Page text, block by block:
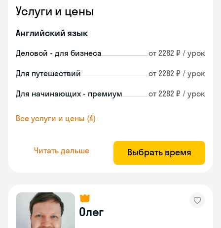
Услуги и цены
Английский язык
Деловой - для бизнеса от 2282 ₽ / урок
Для путешествий от 2282 ₽ / урок
Для начинающих - премиум от 2282 ₽ / урок
Все услуги и цены (4)
Читать дальше Выбрать время
Олег